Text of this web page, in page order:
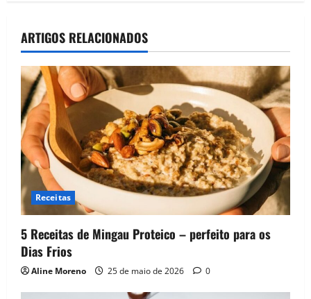
a
v
i
g
a
t
i
o
n
ARTIGOS RELACIONADOS
Receitas
5 Receitas de Mingau Proteico – perfeito para os
Dias Frios
Aline Moreno 25 de maio de 2026 0